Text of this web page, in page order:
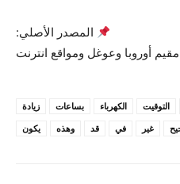
المصدر الأصلي:
مقيم أوروبا وعوغل ومواقع انترنت
التوقيت الكهرباء بساعات
زيادة
غير في قد وهذه يكون